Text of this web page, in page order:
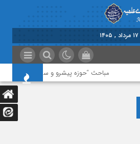
مباحث “حوزه پیشرو و سرآمد” در اولویت